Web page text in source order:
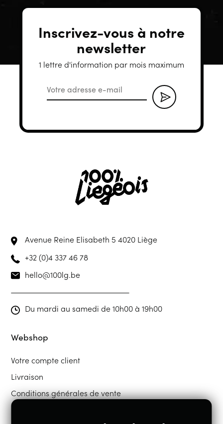
Inscrivez-vous à notre
newsletter
1 lettre d'information par mois maximum
Avenue Reine Elisabeth 54020 Liège
+32 (0)4 337 46 78
hello@100lg.be
Du mardi au samedi de 10h00 à 19h00
Webshop
Votre compte client
Livraison
Conditions générales de vente